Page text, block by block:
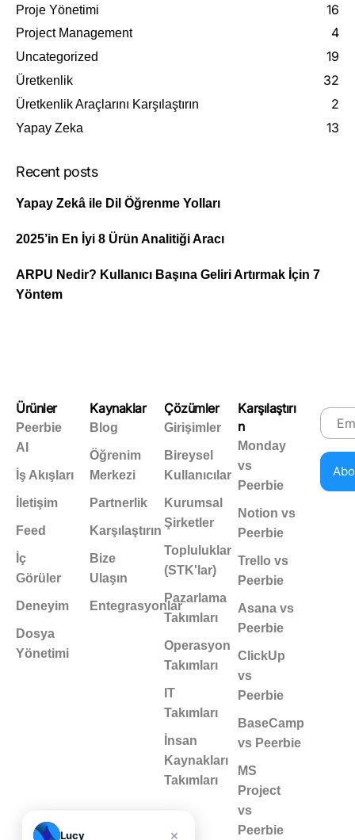
Proje Yönetimi 16
Project Management 4
Uncategorized 19
Üretkenlik 32
Üretkenlik Araçlarını Karşılaştırın 2
Yapay Zeka 13
Recent posts
Yapay Zekâ ile Dil Öğrenme Yolları
2025’in En İyi 8 Ürün Analitiği Aracı
ARPU Nedir? Kullanıcı Başına Geliri Artırmak İçin 7
Yöntem
Ürünler
Peerbie
AI
İş Akışları
İletişim
Feed
İç
Görüler
Deneyim
Dosya
Yönetimi
Kaynaklar
Blog
Öğrenim
Merkezi
Partnerlik
Karşılaştırın
Bize
Ulaşın
Entegrasyonlar
Çözümler
Girişimler
Bireysel
Kullanıcılar
Kurumsal
Şirketler
Topluluklar
(STK'lar)
Pazarlama
Takımları
Operasyon
Takımları
IT
Takımları
İnsan
Kaynakları
Takımları
Karşılaştırı
n
Monday
vs
Peerbie
Notion vs
Peerbie
Trello vs
Peerbie
Asana vs
Peerbie
ClickUp
vs
Peerbie
BaseCamp
vs Peerbie
MS
Project
vs
Peerbie
Lucy ×